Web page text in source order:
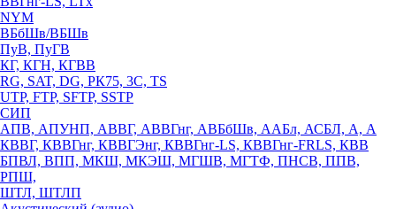
NYM
ВБбШв/ВБШв
ПуВ, ПуГВ
КГ, КГН, КГВВ
RG, SAT, DG, РК75, 3С, TS
UTP, FTP, SFTP, SSTP
СИП
АПВ, АПУНП, АВВГ, АВВГнг, АВБбШв, ААБл, АСБЛ, А, А
КВВГ, КВВГнг, КВВГЭнг, КВВГнг-LS, КВВГнг-FRLS, КВВ
БПВЛ, ВПП, МКШ, МКЭШ, МГШВ, МГТФ, ПНСВ, ППВ,
РПШ,
ШТЛ, ШТЛП